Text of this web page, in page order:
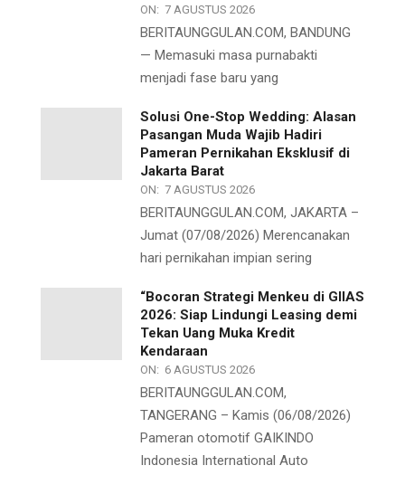
ON: 7 AGUSTUS 2026
BERITAUNGGULAN.COM, BANDUNG
— Memasuki masa purnabakti
menjadi fase baru yang
Solusi One-Stop Wedding: Alasan
Pasangan Muda Wajib Hadiri
Pameran Pernikahan Eksklusif di
Jakarta Barat
ON: 7 AGUSTUS 2026
BERITAUNGGULAN.COM, JAKARTA –
Jumat (07/08/2026) Merencanakan
hari pernikahan impian sering
“Bocoran Strategi Menkeu di GIIAS
2026: Siap Lindungi Leasing demi
Tekan Uang Muka Kredit
Kendaraan
ON: 6 AGUSTUS 2026
BERITAUNGGULAN.COM,
TANGERANG – Kamis (06/08/2026)
Pameran otomotif GAIKINDO
Indonesia International Auto